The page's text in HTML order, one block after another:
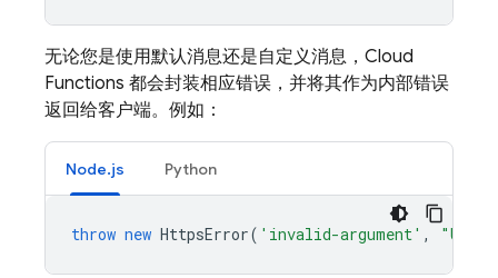
无论您是使用默认消息还是自定义消息， Cloud
Functions 都会封装相应错误，并将其作为内部错误
返回给客户端。例如：
Node.js Python
throw new HttpsError( 'invalid-argument' ,